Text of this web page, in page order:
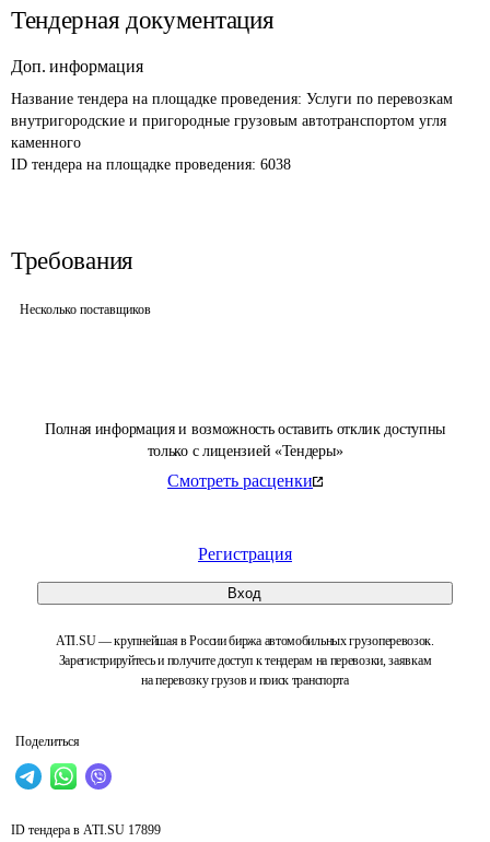
Полная информация и возможность оставить отклик доступны
только с лицензией «Тендеры»
Смотреть расценки
Регистрация
Вход
ATI.SU — крупнейшая в России биржа автомобильных грузоперевозок.
Зарегистрируйтесь и получите доступ к тендерам на перевозки, заявкам
на перевозку грузов и поиск транспорта
Поделиться
Тендерная документация
Доп. информация
Название тендера на площадке проведения: Услуги по перевозкам
внутригородские и пригородные грузовым автотранспортом угля
каменного
ID тендера на площадке проведения: 6038
Требования
Несколько поставщиков
ID тендера в ATI.SU 17899